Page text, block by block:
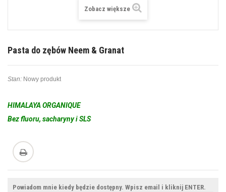
Zobacz większe
Pasta do zębów Neem & Granat
Stan: Nowy produkt
HIMALAYA ORGANIQUE
Bez fluoru, sacharyny i SLS
Powiadom mnie kiedy będzie dostępny. Wpisz email i kliknij ENTER.